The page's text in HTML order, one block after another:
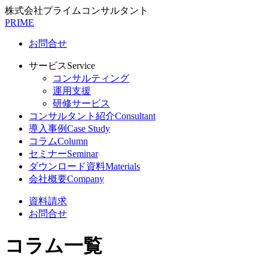
株式会社プライムコンサルタント
PRIME
お問合せ
サービスService
コンサルティング
運用支援
研修サービス
コンサルタント紹介Consultant
導入事例Case Study
コラムColumn
セミナーSeminar
ダウンロード資料Materials
会社概要Company
資料請求
お問合せ
コラム一覧